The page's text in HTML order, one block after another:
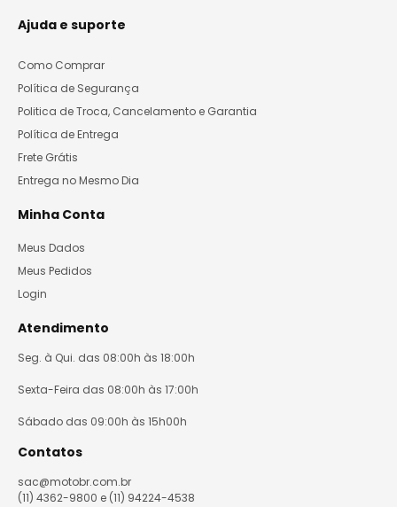
Ajuda e suporte
Como Comprar
Política de Segurança
Politica de Troca, Cancelamento e Garantia
Política de Entrega
Frete Grátis
Entrega no Mesmo Dia
Minha Conta
Meus Dados
Meus Pedidos
Login
Atendimento
Seg. à Qui. das 08:00h às 18:00h
Sexta-Feira das 08:00h às 17:00h
Sábado das 09:00h às 15h00h
Contatos
sac@motobr.com.br
(11) 4362-9800 e (11) 94224-4538